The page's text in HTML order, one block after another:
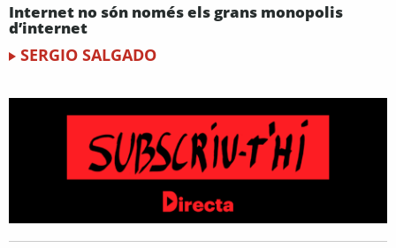
Internet no són només els grans monopolis
d’internet
SERGIO SALGADO